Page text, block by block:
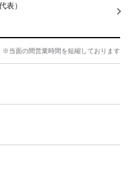
表）
※当面の間営業時間を短縮しております